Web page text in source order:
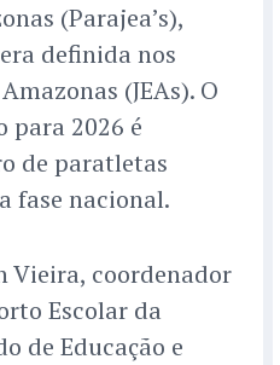
(Parajea’s),
definida nos
(JEAs). O
para 2026 é
de paratletas
fase nacional.
Vieira, coordenador
Escolar da
de Educação e